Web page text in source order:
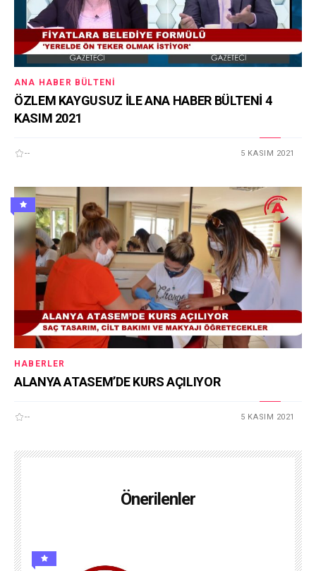
ANA HABER BÜLTENI
ÖZLEM KAYGUSUZ İLE ANA HABER BÜLTENİ 4
KASIM 2021
-- 5 KASIM 2021
HABERLER
ALANYA ATASEM’DE KURS AÇILIYOR
-- 5 KASIM 2021
Önerilenler